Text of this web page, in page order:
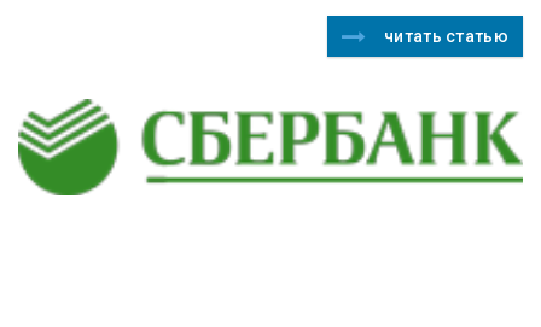
читать статью